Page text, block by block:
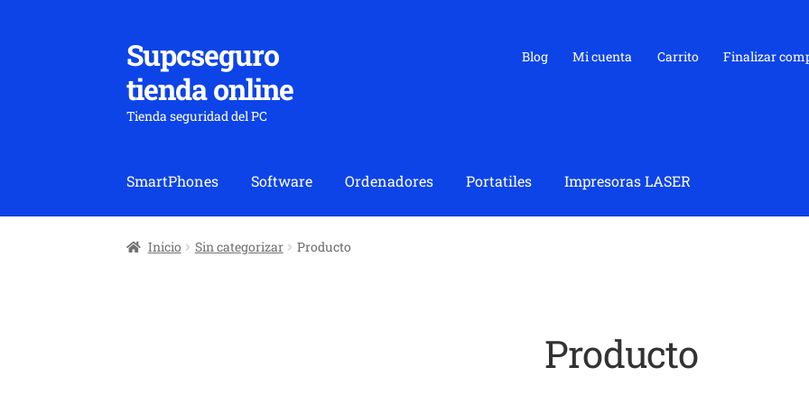
Ir
a
la
navegación
Ir
al
contenido
Supcseguro
tienda online
Tienda seguridad del PC
Blog Mi cuenta Carrito Finalizar
SmartPhones Software Ordenadores Portatiles Impresoras LASER
Inicio Sin categorizar Producto
Producto